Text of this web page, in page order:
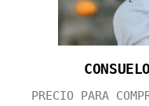
PRECIO PARA